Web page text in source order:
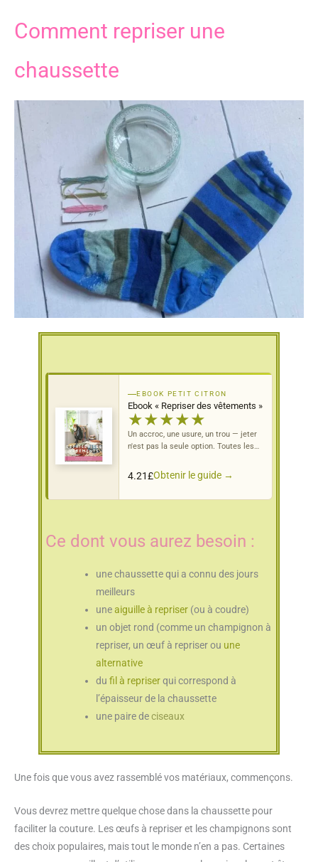
Comment repriser une
chaussette
EBOOK PETIT CITRON
Ebook « Repriser des vêtements »
★★★★★
Un accroc, une usure, un trou — jeter
n'est pas la seule option. Toutes les
et durablement.
4.21£Obtenir le guide →
Ce dont vous aurez besoin :
une chaussette qui a connu des jours
meilleurs
uneaiguille à repriser (ou à coudre)
un objet rond (comme un champignon à
repriser, un œuf à repriser ou une
alternative
dufil à repriserqui correspond à
l’épaisseur de la chaussette
une paire deciseaux
Une fois que vous avez rassemblé vos matériaux, commençons.
Vous devrez mettre quelque chose dans la chaussette pour
faciliter la couture. Les œufs à repriser et les champignons sont
des choix populaires, mais tout le monde n’en a pas. Certaines